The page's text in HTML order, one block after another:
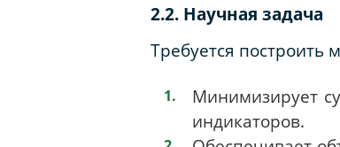
2.2. Научная задача
Требуется
Минимизирует
индикаторов.